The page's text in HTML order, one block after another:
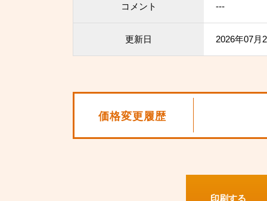
コメント ---
更新日 2026年07月
価格変更履歴
印刷する